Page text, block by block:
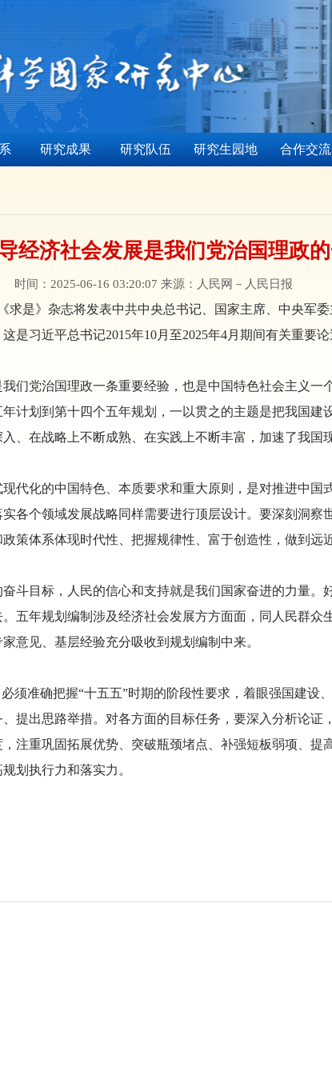
研究成果 研究队伍 研究生园地 合作交流
经济社会发展是我们党治国理政
时间：2025-06-16 03:20:07 来源：人民网－人民日报
求是》杂志将发表中共中央总书记、国家主席、中央军
是习近平总书记2015年10月至2025年4月期间有关重要论
们党治国理政一条重要经验，也是中国特色社会主义一
计划到第十四个五年规划，一以贯之的主题是把我国建
、在战略上不断成熟、在实践上不断丰富，加速了我国
代化的中国特色、本质要求和重大原则，是对推进中国
各个领域发展战略同样需要进行顶层设计。要深刻洞察
策体系体现时代性、把握规律性、富于创造性，做到远
斗目标，人民的信心和支持就是我们国家奋进的力量。
五年规划编制涉及经济社会发展方方面面，同人民群众
意见、基层经验充分吸收到规划编制中来。
须准确把握“十五五”时期的阶段性要求，着眼强国建设
提出思路举措。对各方面的目标任务，要深入分析论证
注重巩固拓展优势、突破瓶颈堵点、补强短板弱项、提
划执行力和落实力。